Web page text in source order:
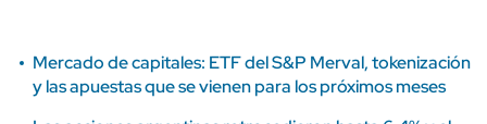
Mercado de capitales: ETF del S&P Merval, tokenización
y las apuestas que se vienen para los próximos meses